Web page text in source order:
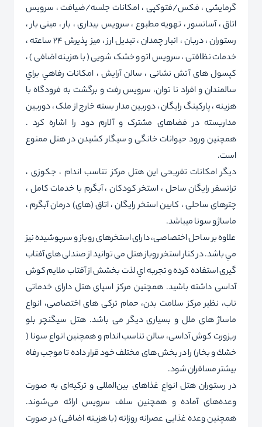
گرمایشی ، فکس/فتوکپی ، امکانات جلسه/ضیافت ، سرویس
اتاق ، آسانسور ، تهویه مطبوع ، سرویس بیداری ، بار ، مینی بار ،
رستوران ، دربان ، انبار چمدان ، تبدیل ارز ، میز پذیرش 24 ساعته ،
خدمات نظافتی ، سرویس اتو و خشک شویی ( با هزینه اضافی ) ،
کپسول های آتش نشانی ، سالن آرایش ، امكانات رفاهي براي
سالمندان و افراد نا توان، سرويس رفت و برگشت به فرودگاه با
هزينه ، پاركينگ رايگان ، دوربین مدار بسته خارج از ملک ، دوربین
مداربسته در فضاهای مشترک و آلارم دود را اشاره کرد .
همچنین ورود حیوانات خانگی و سیگار کشیدن در هتل ممنوع
است.
دیگر امکانات تفریحی این هتل مرکز تناسب اندام ، جکوزی ،
ترانسفر رایگان ساحل ، استخر کودکان ، آبگرم با خدمات کامل ،
چترهای ساحلی ، کابین استخر رایگان ، اتاق (های) درمان آبگرم ،
ماساژ و سونا میباشد.
علاوه بر ساحل اختصاصی، دارای استخرهای روباز و سرپوشیده نيز
مي باشد. در کنار استخر روباز هتل می توانید از صندلی های آفتاب
گیری استفاده کرده و تجربه اي لذت بخشش از آفتاب ملايم كوش
آداسی داشته باشيد. همچنين مركز اسپای هتل دارای خدماتی
ناب، نظير مركز سلامت بدن، حمام تركی های اختصاصی، انواع
ماساژ های ملل و بسياری ديگر می باشد. هتل سيگنچر بلو
ريزورت كوش آداسی، سالن تناسب اندام و همچنين انواع سونا (
خشك و بخار) را در بخش های مختلف خود قرار داده تا موجب رفاه
بيشتر مسافران شود.
در رستوران هتل انواع غذاهای بین‌المللی و ترکیه‌ای به صورت
وعده‌های آماده و همچنین سلف سرویس ارائه می‌شوند.
همچنین وعده غذایی عصرانه روزانه (با هزینه اضافی) در صورت